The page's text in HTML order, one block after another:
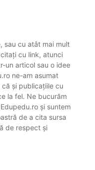
sau cu atât mai mult
cu link, atunci
un articol sau o idee
ne-am asumat
și publicațiile cu
la fel. Ne bucurăm
și suntem
de a cita sursa
de respect și